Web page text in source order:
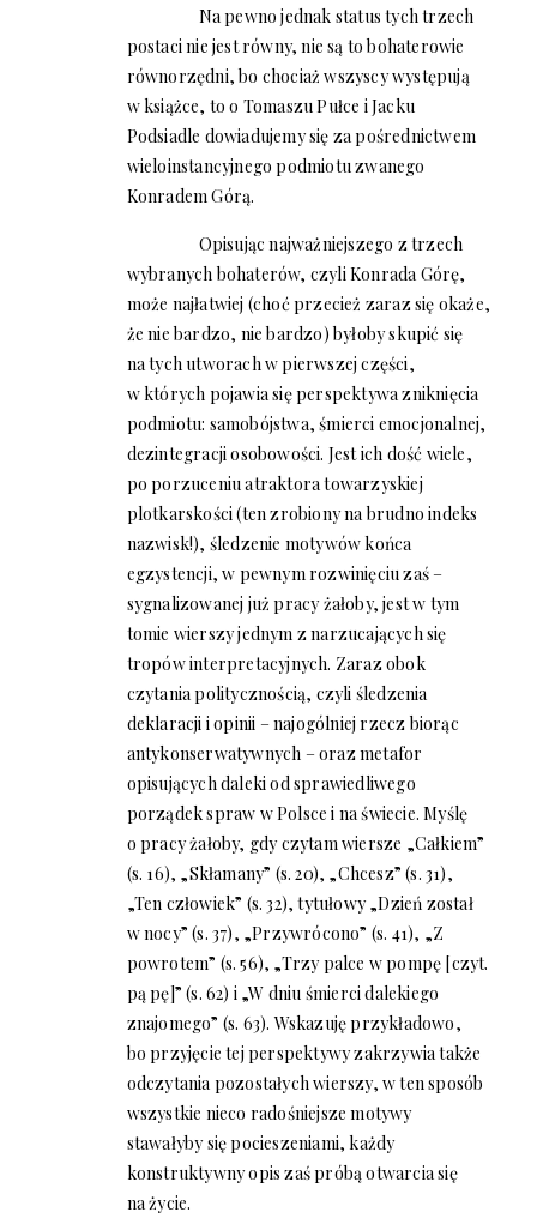
Na pewno jednak status tych trzech
postaci nie jest równy, nie są to bohaterowie
równorzędni, bo chociaż wszyscy występują
w książce, to o Tomaszu Pułce i Jacku
Podsiadle dowiadujemy się za pośrednictwem
wieloinstancyjnego podmiotu zwanego
Konradem Górą.
Opisując najważniejszego z trzech
wybranych bohaterów, czyli Konrada Górę,
może najłatwiej (choć przecież zaraz się okaże,
że nie bardzo, nie bardzo) byłoby skupić się
na tych utworach w pierwszej części,
w których pojawia się perspektywa zniknięcia
podmiotu: samobójstwa, śmierci emocjonalnej,
dezintegracji osobowości. Jest ich dość wiele,
po porzuceniu atraktora towarzyskiej
plotkarskości (ten zrobiony na brudno indeks
nazwisk!), śledzenie motywów końca
egzystencji, w pewnym rozwinięciu zaś –
sygnalizowanej już pracy żałoby, jest w tym
tomie wierszy jednym z narzucających się
tropów interpretacyjnych. Zaraz obok
czytania politycznością, czyli śledzenia
deklaracji i opinii – najogólniej rzecz biorąc
antykonserwatywnych – oraz metafor
opisujących daleki od sprawiedliwego
porządek spraw w Polsce i na świecie. Myślę
o pracy żałoby, gdy czytam wiersze „Całkiem”
(s. 16), „Skłamany” (s. 20), „Chcesz” (s. 31),
„Ten człowiek” (s. 32), tytułowy „Dzień został
w nocy” (s. 37), „Przywrócono” (s. 41), „Z
powrotem” (s. 56), „Trzy palce w pompę [czyt.
pą pę]” (s. 62) i „W dniu śmierci dalekiego
znajomego” (s. 63). Wskazuję przykładowo,
bo przyjęcie tej perspektywy zakrzywia także
odczytania pozostałych wierszy, w ten sposób
wszystkie nieco radośniejsze motywy
stawałyby się pocieszeniami, każdy
konstruktywny opis zaś próbą otwarcia się
na życie.